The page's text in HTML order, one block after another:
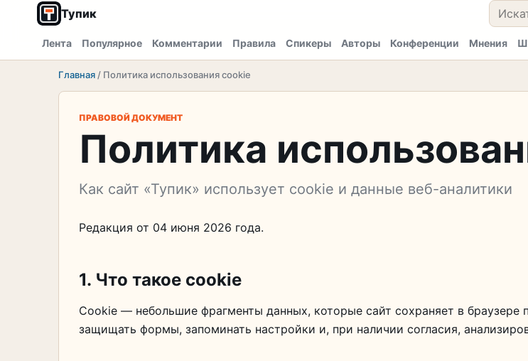
Тупик
Лента Популярное Комментарии Правила Спикеры Авторы Конференции Мнения
Главная / Политика использования cookie
ПРАВОВОЙ ДОКУМЕНТ
Политика
Как сайт «Тупик» использует cookie и данные веб-аналитики
Редакция от 04 июня 2026 года.
1. Что такое cookie
Cookie — небольшие фрагменты данных, которые сайт сохраняет в
защищать формы, запоминать настройки и, при наличии согласия,